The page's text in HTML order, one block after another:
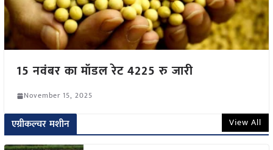
15 नवंबर का मॉडल रेट 4225 रु जारी
November 15, 2025
एग्रीकल्चर मशीन View All